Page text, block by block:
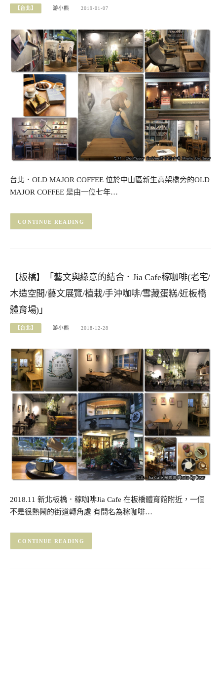
【台北】 游小熊 2019-01-07
台北．OLD MAJOR COFFEE 位於中山區新生高架橋旁的OLD
MAJOR COFFEE 是由一位七年…
CONTINUE READING
【板橋】「藝文與綠意的結合．Jia Cafe稼咖啡(老宅/
木造空間/藝文展覽/植栽/手沖咖啡/雪藏蛋糕/近板橋
體育場)」
【台北】 游小熊 2018-12-28
2018.11 新北板橋．稼咖啡Jia Cafe 在板橋體育館附近，一個
不是很熱鬧的街道轉角處 有間名為稼咖啡…
CONTINUE READING